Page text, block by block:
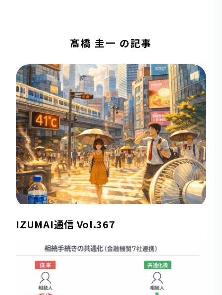
髙橋 圭一 の記事
IZUMAI通信 Vol.367